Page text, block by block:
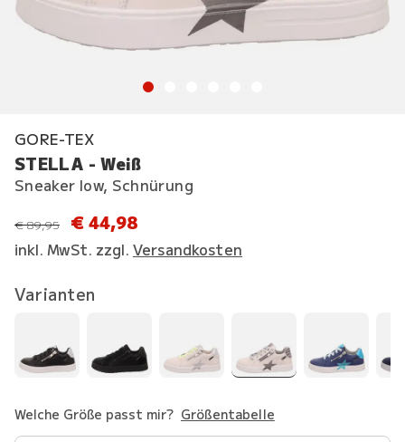
GORE-TEX
STELLA - Weiß
Sneaker low, Schnürung
statt
€ 89,95 € 44,98
inkl. MwSt. zzgl. Versandkosten
Varianten
Welche Größe passt mir? Größentabelle